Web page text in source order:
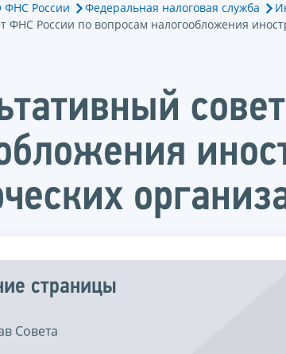
ФНС России Федеральная налоговая служба
ФНС России по вопросам налогообложения
страницы
Совета